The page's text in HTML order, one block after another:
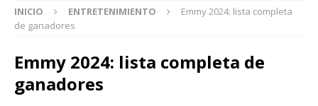
INICIO ENTRETENIMIENTO
Emmy 2024: lista completa
de ganadores
Emmy 2024: lista completa de
ganadores